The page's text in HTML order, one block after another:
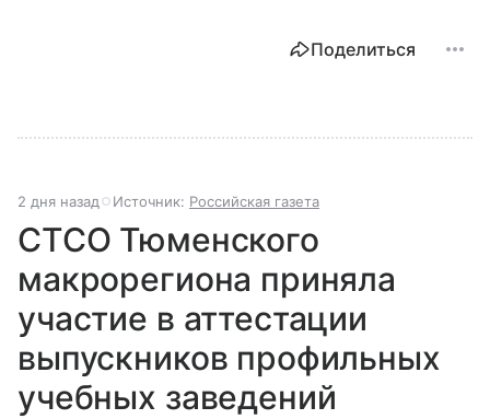
Поделиться
2 дня назад Источник: Российская газета
СТСО Тюменского
макрорегиона приняла
участие в аттестации
выпускников профильных
учебных заведений